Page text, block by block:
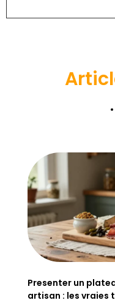
Presenter un
artisan : les vraies